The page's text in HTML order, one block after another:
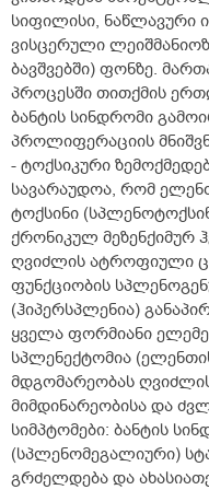
სიფილისი, ნაწლავური
ვისცერული
ბავშვებში) ფონზე.
პროცესში თითქმის
ბანტის სინდრომი
პროლიფერაციის
- ტოქსიკური
სავარაუდოა, რომ
ტოქსინი
ქრონიკულ მეზენქიმურ
ღვიძლის ატროფიული
ფუნქციობის
(ჰიპერსპლენია)
ყველა ფორმიანი
სპლენექტომია
მდგომარეობას
მიმდინარეობისა და
სიმპტომები: ბანტის
(სპლენომეგალიური)
გრძელდება და